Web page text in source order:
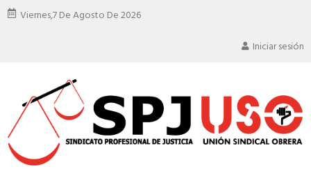
Viernes,7 De Agosto De 2026
Iniciar sesión